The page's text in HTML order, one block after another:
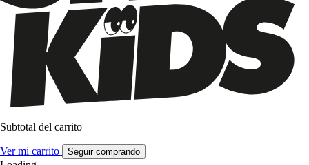
Subtotal del carrito
Ver mi carrito Seguir comprando